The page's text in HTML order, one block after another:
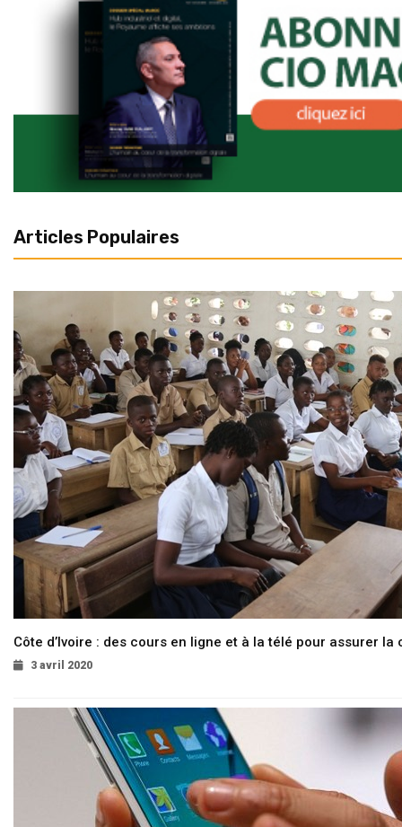
Articles Populaires
Côte d’Ivoire : des cours en ligne et à la télé pour assurer la
3 avril 2020